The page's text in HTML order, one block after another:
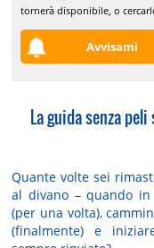
tornerà disponibile, o
Avvisami
La guida senza
Quante volte sei
al divano – quando
(per una volta),
(finalmente) e